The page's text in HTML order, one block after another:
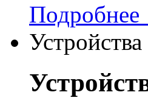
Устройства